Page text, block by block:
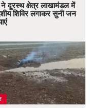
ने दूरस्थ क्षेत्र लाखामंडल में
शिविर लगाकर सुनी जन